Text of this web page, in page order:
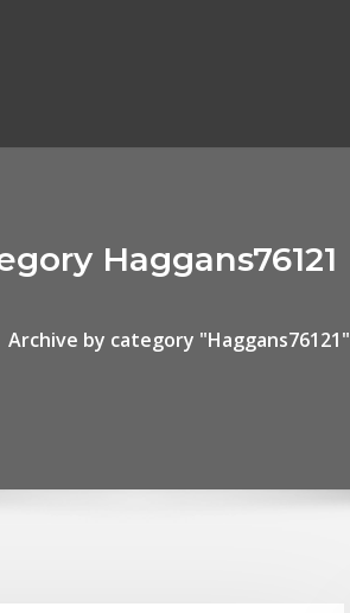
Haggans76121
Archive by category "Haggans76121"